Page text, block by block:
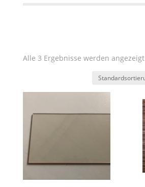
Alle 3 Ergebnisse werden angezeigt